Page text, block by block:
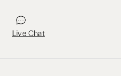
Live Chat